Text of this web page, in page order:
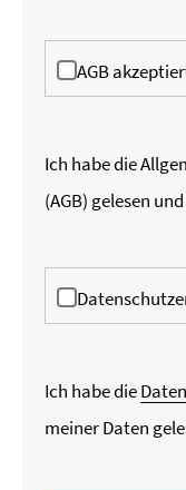
AGB
Ich habe die
(AGB) gelesen
Ich habe die
meiner Daten